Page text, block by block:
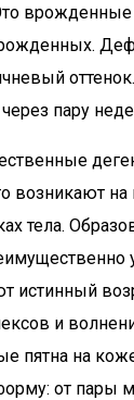
врожденные
пару
возникают
тела.
и
пятна на
от пары